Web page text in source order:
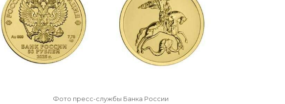
Фото пресс-службы Банка России